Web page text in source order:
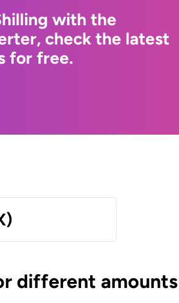
with the
check the latest
for free.
different amounts